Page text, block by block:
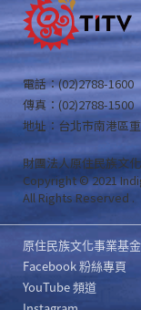
電話：(02)2788-1600
傳真：(02)2788-1500
地址：台北市南港區
財團法人原住民族文
Copyright © 2021
All Rights Reserved .
原住民族文化事業基
Facebook 粉絲專頁
YouTube 頻道